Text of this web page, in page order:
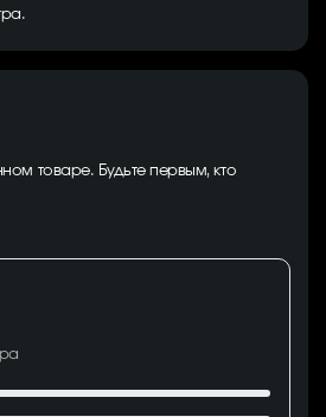
товаре. Будьте первым, кто